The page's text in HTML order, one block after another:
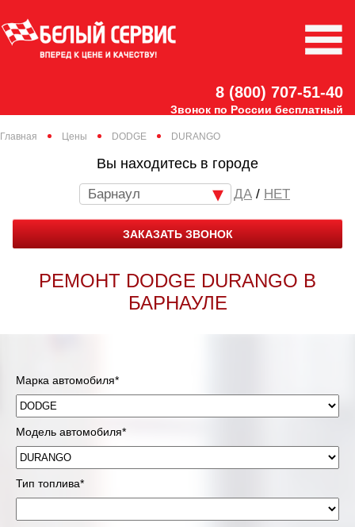
8 (800) 707-51-40
Звонок по России бесплатный
Главная Цены DODGE DURANGO
Вы находитесь в городе
Барнаул / НЕТ
ЗАКАЗАТЬ ЗВОНОК
РЕМОНТ DODGE DURANGO В
БАРНАУЛЕ
Марка автомобиля*
Модель автомобиля*
Тип топлива*